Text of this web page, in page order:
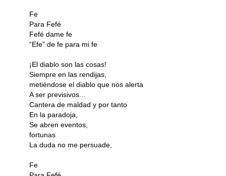
Fe
Para Fefé
Fefé dame fe
“Efe” de fe para mi fe
¡El diablo son las cosas!
Siempre en las rendijas,
metiéndose el diablo que nos alerta
A ser previsivos...
Cantera de maldad y por tanto
En la paradoja,
Se abren eventos,
fortunas
La duda no me persuade,
Fe